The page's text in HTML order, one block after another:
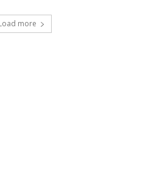
more